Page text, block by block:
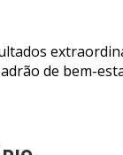
de bem-